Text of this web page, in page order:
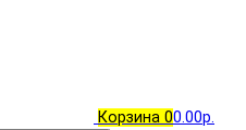
Корзина 00.00р.